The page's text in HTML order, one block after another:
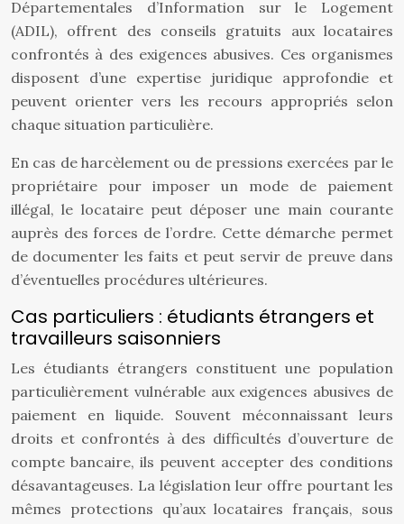
Départementales d’Information sur le Logement
(ADIL), offrent des conseils gratuits aux locataires
confrontés à des exigences abusives. Ces organismes
disposent d’une expertise juridique approfondie et
peuvent orienter vers les recours appropriés selon
chaque situation particulière.
En cas de harcèlement ou de pressions exercées par le
propriétaire pour imposer un mode de paiement
illégal, le locataire peut déposer une main courante
auprès des forces de l’ordre. Cette démarche permet
de documenter les faits et peut servir de preuve dans
d’éventuelles procédures ultérieures.
Cas particuliers : étudiants étrangers et
travailleurs saisonniers
Les étudiants étrangers constituent une population
particulièrement vulnérable aux exigences abusives de
paiement en liquide. Souvent méconnaissant leurs
droits et confrontés à des difficultés d’ouverture de
compte bancaire, ils peuvent accepter des conditions
désavantageuses. La législation leur offre pourtant les
mêmes protections qu’aux locataires français, sous